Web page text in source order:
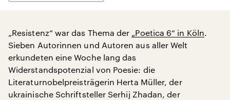
„Resistenz“ war das Thema der „Poetica 6“ in Köln.
Sieben Autorinnen und Autoren aus aller Welt
erkundeten eine Woche lang das
Widerstandspotenzial von Poesie: die
Literaturnobelpreisträgerin Herta Müller, der
ukrainische Schriftsteller Serhij Zhadan, der